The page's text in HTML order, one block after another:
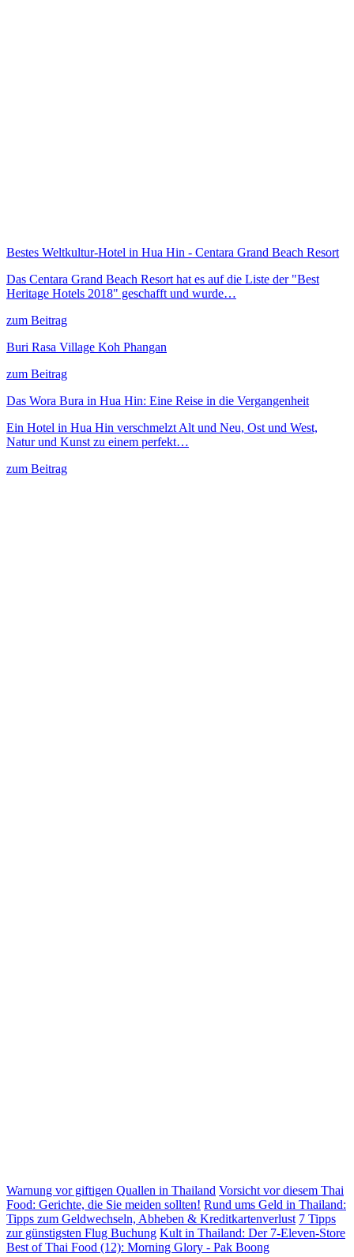
Bestes Weltkultur-Hotel in Hua Hin - Centara Grand Beach Resort
Das Centara Grand Beach Resort hat es auf die Liste der "Best
Heritage Hotels 2018" geschafft und wurde…
zum Beitrag
Buri Rasa Village Koh Phangan
zum Beitrag
Das Wora Bura in Hua Hin: Eine Reise in die Vergangenheit
Ein Hotel in Hua Hin verschmelzt Alt und Neu, Ost und West,
Natur und Kunst zu einem perfekt…
zum Beitrag
Warnung vor giftigen Quallen in Thailand Vorsicht vor diesem Thai
Food: Gerichte, die Sie meiden sollten! Rund ums Geld in Thailand:
Tipps zum Geldwechseln, Abheben & Kreditkartenverlust 7 Tipps
zur günstigsten Flug Buchung Kult in Thailand: Der 7-Eleven-Store
Best of Thai Food (12): Morning Glory - Pak Boong